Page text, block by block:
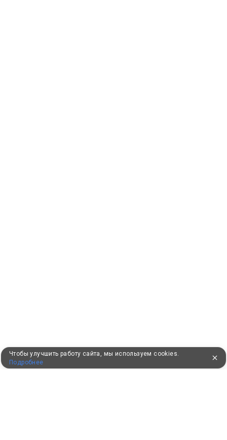
Чтобы улучшить работу сайта, мы используем cookies.
Подробнее